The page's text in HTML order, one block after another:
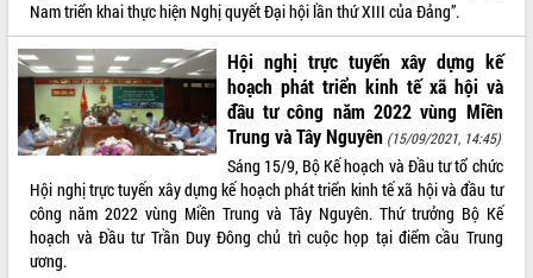
công tác cải cách thủ tục hành chính
tại Trung tâm Phục vụ hành chính
công tỉnh
Đắk Lắk: Tôn vinh 46 giải pháp tại Hội
thi Sáng tạo Kỹ thuật 2024 - 2025
Đắk Lắk rà soát, điều chỉnh Đề án 190
Phó Chủ tịch UBND tỉnh Đắk Lắk
Trương Công Thái kiểm tra thực địa
Dự án cao tốc Khánh Hòa - Buôn Ma
Thuột
Nam triển khai thực hiện Nghị quyết Đại hội lần thứ XIII của Đảng”.
Hội nghị trực tuyến xây dựng kế
hoạch phát triển kinh tế xã hội và
đầu tư công năm 2022 vùng Miền
Trung và Tây Nguyên (15/09/2021, 14:45)
Sáng 15/9, Bộ Kế hoạch và Đầu tư tổ chức
Hội nghị trực tuyến xây dựng kế hoạch phát triển kinh tế xã hội và đầu tư
công năm 2022 vùng Miền Trung và Tây Nguyên. Thứ trưởng Bộ Kế
hoạch và Đầu tư Trần Duy Đông chủ trì cuộc họp tại điểm cầu Trung
ương.